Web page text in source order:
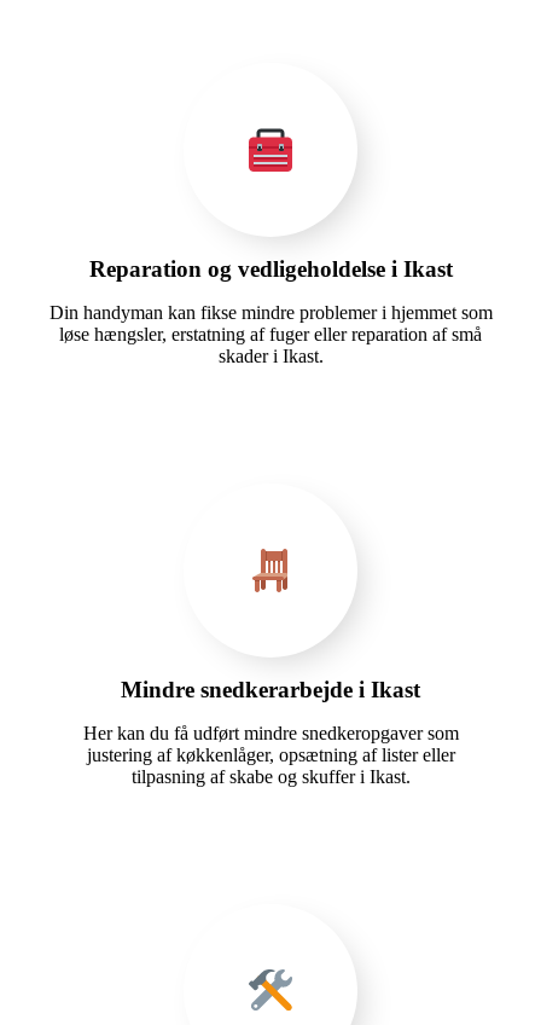
Reparation og vedligeholdelse i Ikast
Din handyman kan fikse mindre problemer i hjemmet som
løse hængsler, erstatning af fuger eller reparation af små
skader i Ikast.
Mindre snedkerarbejde i Ikast
Her kan du få udført mindre snedkeropgaver som
justering af køkkenlåger, opsætning af lister eller
tilpasning af skabe og skuffer i Ikast.